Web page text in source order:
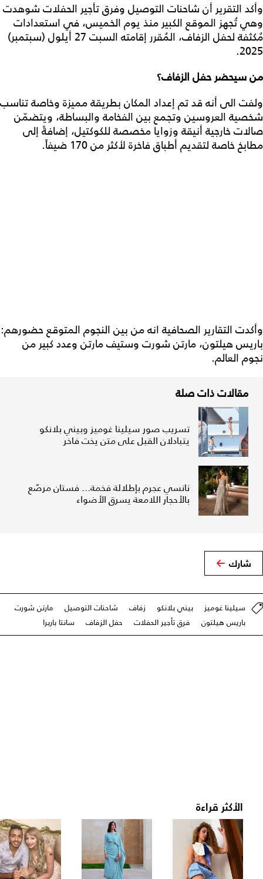
وأكد التقرير أن شاحنات التوصيل وفرق تأجير الحفلات شوهدت
وهي تُجهز الموقع الكبير منذ يوم الخميس، في استعدادات
مُكثفة لحفل الزفاف، المُقرر إقامته السبت 27 أيلول (سبتمبر)
2025.
من سيحضر حفل الزفاف؟
ولفت الى أنه قد تم إعداد المكان بطريقة مميزة وخاصة تناسب
شخصية العروسين وتجمع بين الفخامة والبساطة، ويتضمّن
صالات خارجية أنيقة وزوايا مخصصة للكوكتيل، إضافةً إلى
مطابخ خاصة لتقديم أطباق فاخرة لأكثر من 170 ضيفاً.
وأكدت التقارير الصحافية انه من بين النجوم المتوقع حضورهم:
باريس هيلتون، مارتن شورت وستيف مارتن وعدد كبير من
نجوم العالم.
مقالات ذات صلة
تسريب صور سيلينا غوميز وبيني بلانكو
يتبادلان القبل على متن يخت فاخر
نانسي عجرم بإطلالة فخمة... فستان مرصّع
بالأحجار اللامعة يسرق الأضواء
شارك
سيلينا غوميز بيني بلانكو زفاف شاحنات التوصيل
مارتن شورت
باريس هيلتون
فرق تأجير الحفلات حفل الزفاف سانتا باربرا
الأكثر قراءة